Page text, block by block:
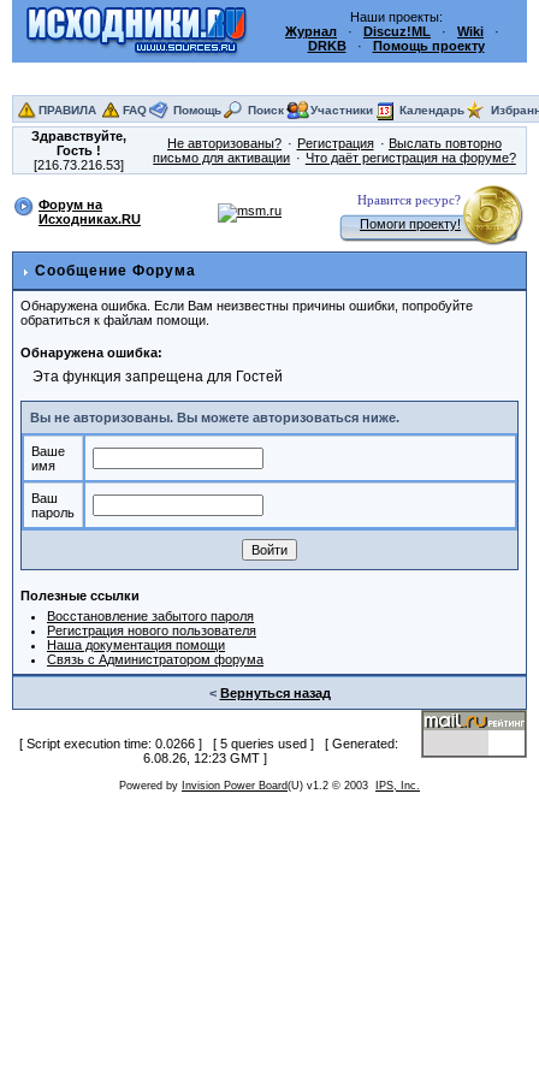
Наши проекты:
Журнал · Discuz!ML · Wiki ·
DRKB· Помощь проекту
ПРАВИЛА FAQ Помощь Поиск Участники Календарь
Здравствуйте,
Гость!
[216.73.216.53]
Не авторизованы? Регистрация
Выслать повторно
письмо для активации
Что даёт регистрация на форуме?
Форум на
Исходниках.RU
Нравится ресурс?
Помоги проекту!
Сообщение Форума
Обнаружена ошибка. Если Вам неизвестны причины ошибки, попробуйте
обратиться к файлам помощи.
Обнаружена ошибка:
Эта функция запрещена для Гостей
Вы не авторизованы. Вы можете авторизоваться ниже.
Ваше
имя
Ваш
пароль
Полезные ссылки
Восстановление забытого пароля
Регистрация нового пользователя
Наша документация помощи
Связь с Администратором форума
< Вернуться назад
[ Script execution time: 0.0266 ] [ 5 queries used ] [ Generated:
6.08.26, 12:23 GMT ]
Powered by Invision Power Board(U) v1.2 © 2003 IPS, Inc.